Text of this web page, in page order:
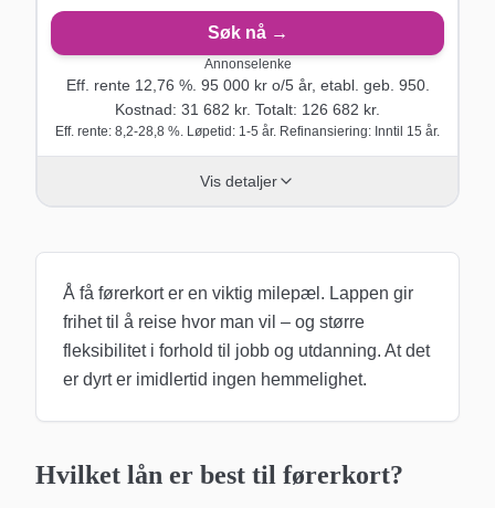
Søk nå →
Annonselenke
Eff. rente 12,76 %. 95 000kr o/5år, etabl. geb. 950.
Kostnad: 31 682 kr. Totalt: 126 682 kr.
Eff. rente: 8,2-28,8 %. Løpetid: 1-5 år. Refinansiering: Inntil 15 år.
Vis detaljer
Å få førerkort er en viktig milepæl. Lappen gir
frihet til å reise hvor man vil – og større
fleksibilitet i forhold til jobb og utdanning. At det
er dyrt er imidlertid ingen hemmelighet.
Hvilket lån er best til førerkort?